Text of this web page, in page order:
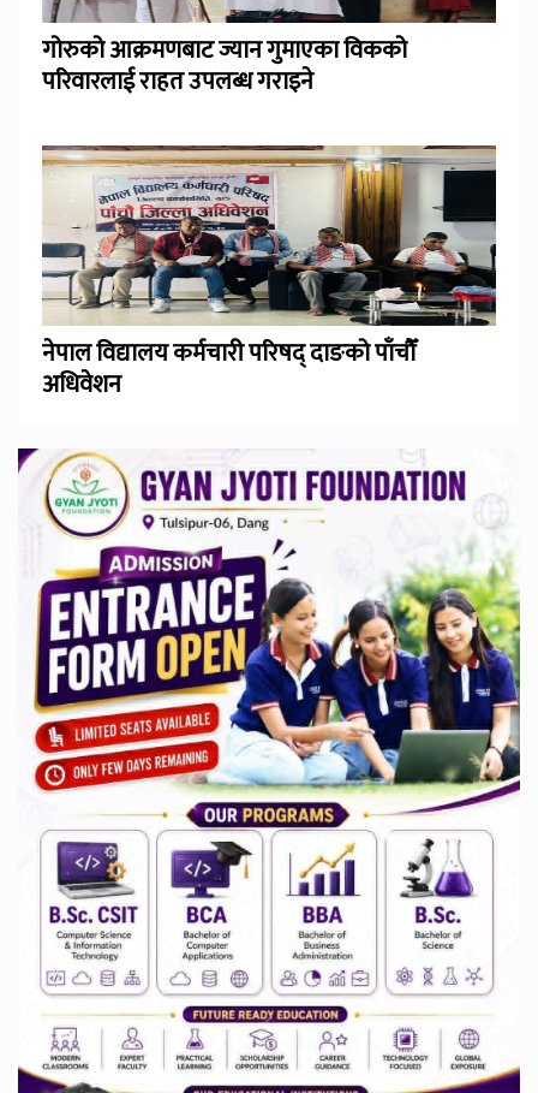
गोरुको आक्रमणबाट ज्यान गुमाएका विकको
परिवारलाई राहत उपलब्ध गराइने
नेपाल विद्यालय कर्मचारी परिषद् दाङको पाँचौँ
अधिवेशन